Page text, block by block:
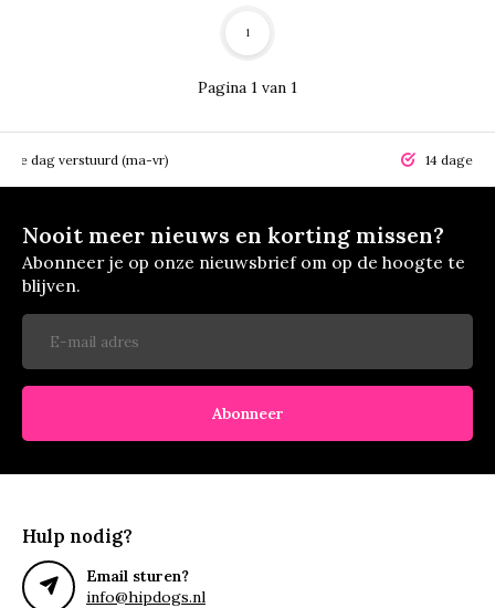
Pagina 1 van 1
1
dag verstuurd (ma-vr) 14 dagen
Nooit meer nieuws en korting missen?
Abonneer je op onze nieuwsbrief om op de hoogte te
blijven.
Abonneer
Hulp nodig?
Email sturen?
info@hipdogs.nl